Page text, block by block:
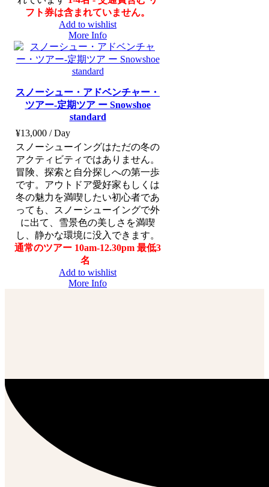
フト券は含まれていません。
Add to wishlist
More Info
スノーシュー・アドベンチャー・
ツアー-定期ツア ー Snowshoe
standard
¥13,000 / Day
スノーシューイングはただの冬の
アクティビティではありません。
冒険、探索と自分探しへの第一歩
です。アウトドア愛好家もしくは
冬の魅力を満喫したい初心者であ
っても、スノーシューイングで外
に出て、雪景色の美しさを満喫
し、静かな環境に没入できます。
通常のツアー 10am-12.30pm 最低3
名
Add to wishlist
More Info